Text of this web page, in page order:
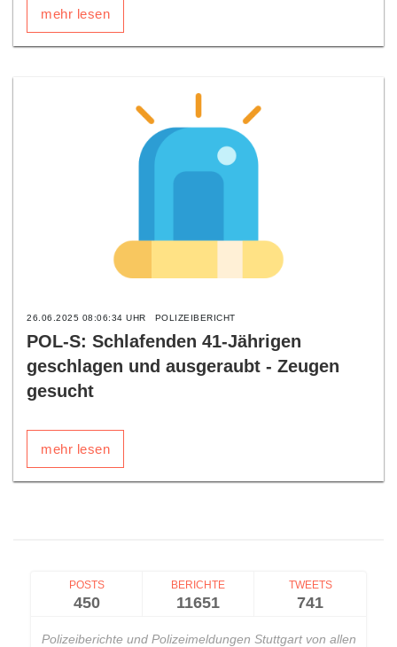
mehr lesen
26.06.2025 08:06:34 UHR POLIZEIBERICHT
POL-S: Schlafenden 41-Jährigen
geschlagen und ausgeraubt - Zeugen
gesucht
mehr lesen
POSTS
450
BERICHTE
11651
TWEETS
741
Polizeiberichte und Polizeimeldungen Stuttgart von allen